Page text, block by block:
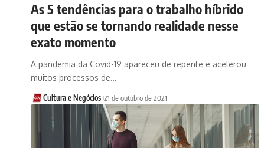
As 5 tendências para o trabalho híbrido
que estão se tornando realidade nesse
exato momento
A pandemia da Covid-19 apareceu de repente e acelerou
muitos processos de…
Cultura e Negócios 21 de outubro de 2021